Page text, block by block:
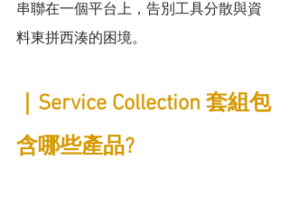
串聯在一個平台上，告別工具分散與資
料東拼西湊的困境。
｜Service Collection 套組包
含哪些產品?